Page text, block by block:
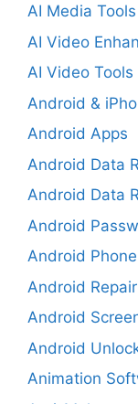
AI Media Tools
AI Video
AI Video Tools
Android &
Android Apps
Android Data
Android Data
Android
Android
Android
Android
Android
Animation